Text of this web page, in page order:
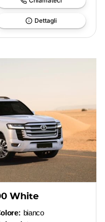
Dettagli
White
bianco